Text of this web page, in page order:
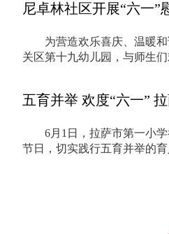
尼卓林社区开展“六一”
为营造欢乐喜庆、温暖
关区第十九幼儿园，与师生
五育并举 欢度“六一”
6月1日，拉萨市第一小
节日，切实践行五育并举的